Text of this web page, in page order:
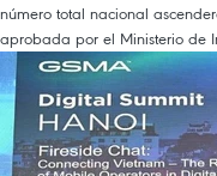
número total nacional
aprobada por el Ministerio de